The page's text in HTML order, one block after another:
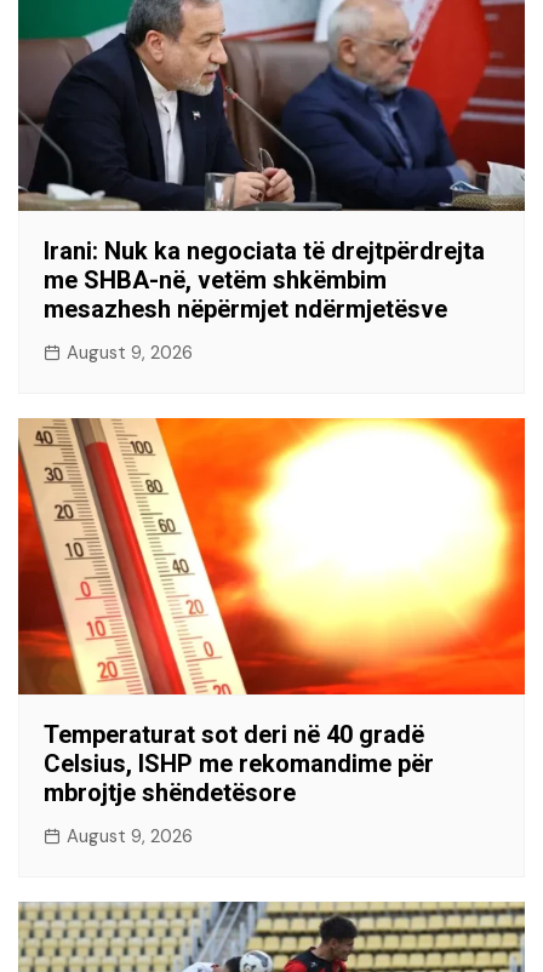
Irani: Nuk ka negociata të drejtpërdrejta
me SHBA-në, vetëm shkëmbim
mesazhesh nëpërmjet ndërmjetësve
August 9, 2026
Temperaturat sot deri në 40 gradë
Celsius, ISHP me rekomandime për
mbrojtje shëndetësore
August 9, 2026